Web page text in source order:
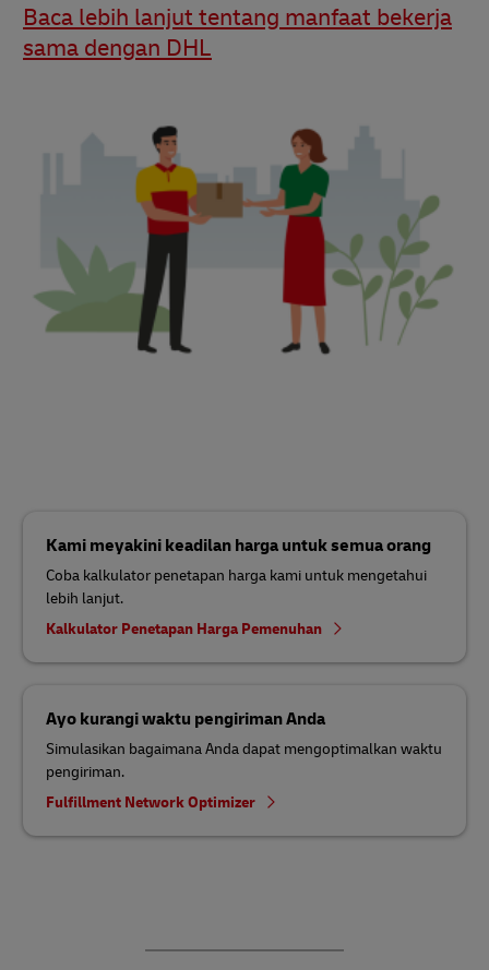
Baca lebih lanjut tentang manfaat bekerja
sama dengan DHL
Kami meyakini keadilan harga untuk semua orang
Coba kalkulator penetapan harga kami untuk mengetahui
lebih lanjut.
Kalkulator Penetapan Harga Pemenuhan
Ayo kurangi waktu pengiriman Anda
Simulasikan bagaimana Anda dapat mengoptimalkan waktu
pengiriman.
Fulfillment Network Optimizer